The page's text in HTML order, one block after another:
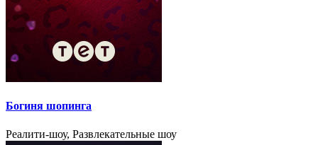
Богиня шопинга
Реалити-шоу, Развлекательные шоу